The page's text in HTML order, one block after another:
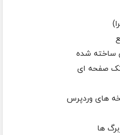
ساخته شده
تک صفحه ای
های وردپرس
ها